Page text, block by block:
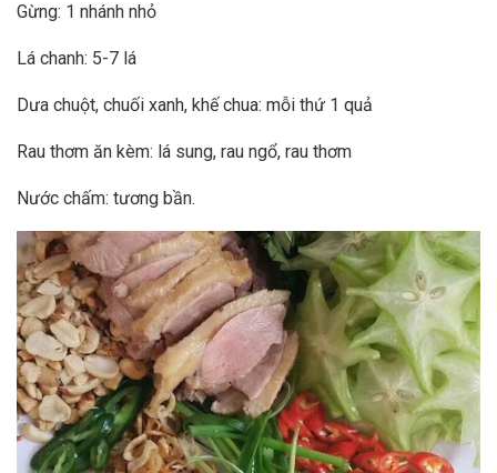
Gừng: 1 nhánh nhỏ
Lá chanh: 5-7 lá
Dưa chuột, chuối xanh, khế chua: mỗi thứ 1 quả
Rau thơm ăn kèm: lá sung, rau ngổ, rau thơm
Nước chấm: tương bần.